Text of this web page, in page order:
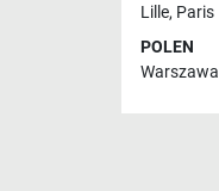
Lille, Paris
POLEN
Warszawa